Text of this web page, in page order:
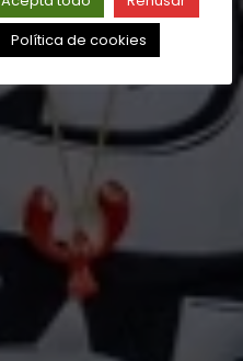
Política de cookies